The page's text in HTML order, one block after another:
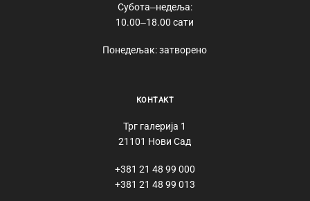
Субота‒недеља:
10.00‒18.00 сати
Понедељак: затворено
КОНТАКТ
Трг галерија 1
21101 Нови Сад
+381 21 48 99 000
+381 21 48 99 013